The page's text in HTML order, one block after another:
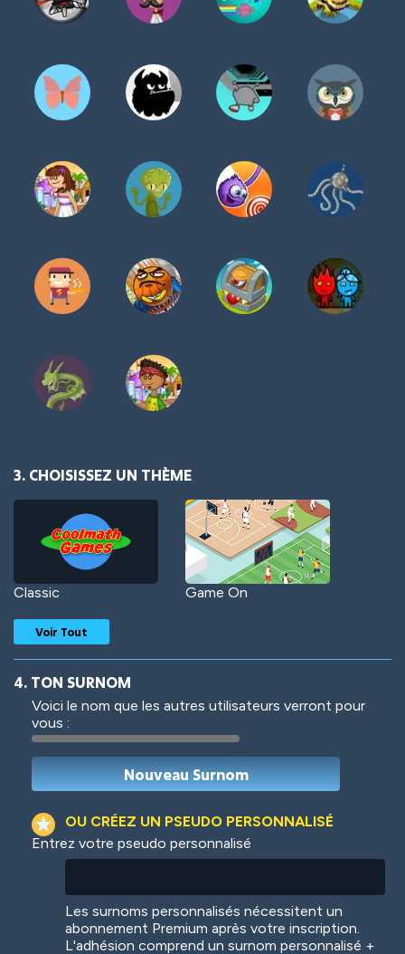
3. CHOISISSEZ UN THÈME
Classic Game On
Woof
Colorful
Voir Tout
4. TON SURNOM
Voici le nom que les autres utilisateurs verront pour
vous :
OU CRÉEZ UN PSEUDO PERSONNALISÉ
Entrez votre pseudo personnalisé
Les surnoms personnalisés nécessitent un
abonnement Premium après votre inscription.
L'adhésion comprend un surnom personnalisé +